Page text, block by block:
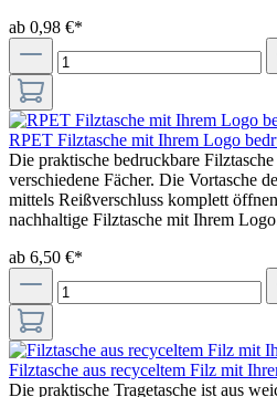
ab 0,98 €*
RPET Filztasche mit Ihrem Logo
Die praktische bedruckbare
verschiedene Fächer. Die Vortasche
mittels Reißverschluss komplett
nachhaltige Filztasche mit Ihrem
ab 6,50 €*
Filztasche aus recyceltem Filz mit
Die praktische Tragetasche ist aus